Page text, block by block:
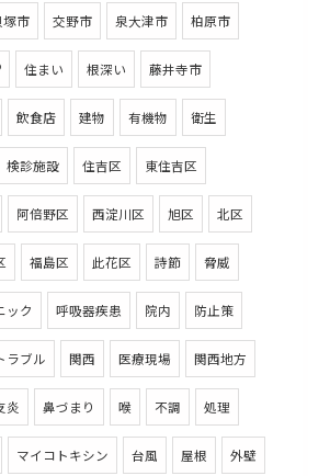
塚市 交野市 泉大津市 柏原市
住まい 根深い 藤井寺市
飲食店 建物 有機物 衛生
検診施設 住吉区 東住吉区
阿倍野区 西淀川区 旭区 北区
福島区 此花区 詩節 脅威
ック 呼吸器疾患 院内 防止策
ラブル 関西 医療現場 関西地方
炎 鼻づまり 喉 不調 処理
マイコトキシン 台風 屋根 外壁